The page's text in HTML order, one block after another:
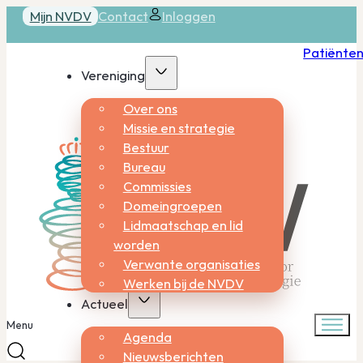
Mijn NVDV Contact Inloggen
Vereniging
Over ons
Missie en strategie
Bestuur
Bureau
Commissies
Domeingroepen
Lidmaatschap en lid
worden
Verwante organisaties
Werken bij de NVDV
Actueel
Agenda
Nieuwsberichten
Menu